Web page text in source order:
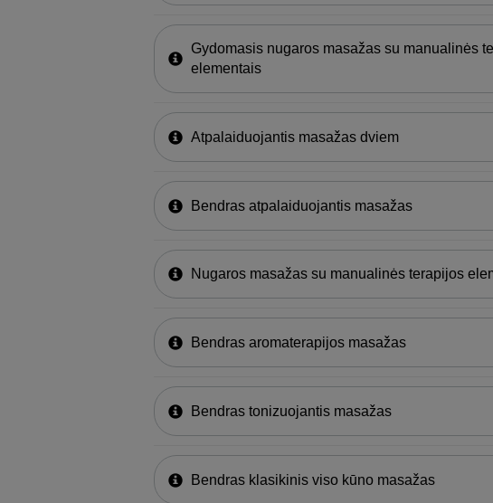
Gydomasis nugaros masažas su manualinės
elementais
Atpalaiduojantis masažas dviem
Bendras atpalaiduojantis masažas
Nugaros masažas su manualinės terapijos
Bendras aromaterapijos masažas
Bendras tonizuojantis masažas
Bendras klasikinis viso kūno masažas